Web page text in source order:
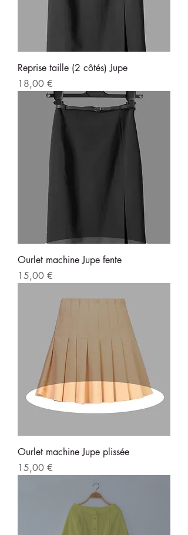
Reprise taille (2 côtés) Jupe
Prix
18,00 €
Ourlet machine Jupe fente
Prix
15,00 €
Ourlet machine Jupe plissée
Prix
15,00 €